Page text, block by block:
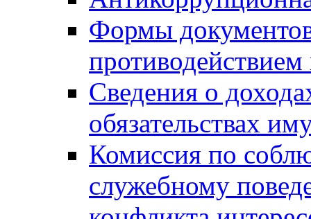
Формы
Сведения о
обязательствах
Комиссия по
служебному